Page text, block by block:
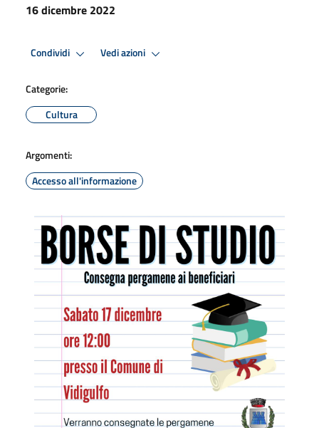
16 dicembre 2022
Condividi Vedi azioni
Categorie:
Cultura
Argomenti:
Accesso all'informazione